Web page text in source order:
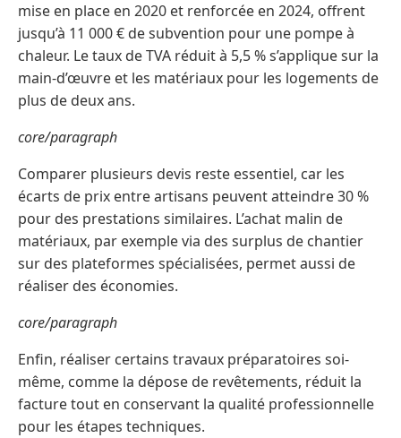
mise en place en 2020 et renforcée en 2024, offrent
jusqu’à 11 000 € de subvention pour une pompe à
chaleur. Le taux de TVA réduit à 5,5 % s’applique sur la
main-d’œuvre et les matériaux pour les logements de
plus de deux ans.
core/paragraph
Comparer plusieurs devis reste essentiel, car les
écarts de prix entre artisans peuvent atteindre 30 %
pour des prestations similaires. L’achat malin de
matériaux, par exemple via des surplus de chantier
sur des plateformes spécialisées, permet aussi de
réaliser des économies.
core/paragraph
Enfin, réaliser certains travaux préparatoires soi-
même, comme la dépose de revêtements, réduit la
facture tout en conservant la qualité professionnelle
pour les étapes techniques.